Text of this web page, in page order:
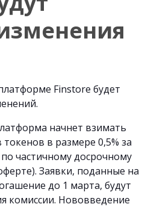
Finstore будет
начнет взимать
в размере 0,5% за
частичному досрочному
Заявки, поданные на
до 1 марта, будут
комиссии. Нововведение